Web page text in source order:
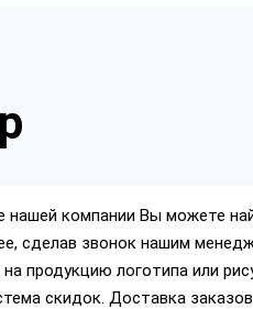
нашей компании Вы можете
сделав звонок нашим
на продукцию логотипа или
скидок. Доставка